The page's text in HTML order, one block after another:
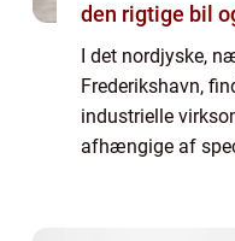
den rigtige bil
I det nordjyske,
Frederikshavn,
industrielle
afhængige af